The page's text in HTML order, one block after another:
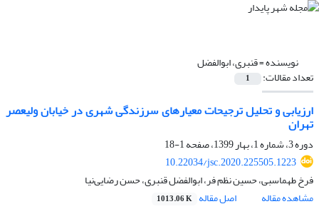
نویسنده =قنبری، ابوالفضل
تعداد مقالات: 1
ارزیابی و تحلیل ترجیحات معیارهای سرزندگی شهری در خیابان ولیعصر
تهران
دوره 3، شماره 1، بهار 1399، صفحه
1-18
10.22034/jsc.2020.225505.1223
فرخ طهماسبی، حسین نظم فر، ابوالفضل قنبری، حسن رضایی‌نیا
مشاهده مقاله
اصل مقاله 1013.06 K